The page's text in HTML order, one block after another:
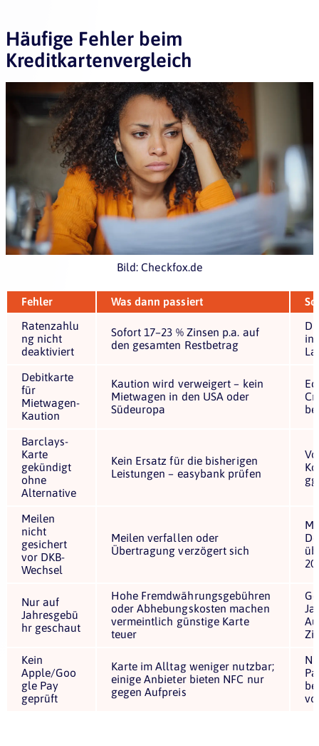
Häufige Fehler beim
Kreditkartenvergleich
Bild: Checkfox.de
Fehler Was dann passiert
Ratenzahlu
ng nicht
deaktiviert
Sofort 17–23 % Zinsen p.a. auf
den gesamten Restbetrag
in
Debitkarte
für
Mietwagen-
Kaution
Kaution wird verweigert – kein
Mietwagen in den USA oder
Südeuropa
Barclays-
Karte
gekündigt
ohne
Alternative
Kein Ersatz für die bisherigen
Leistungen – easybank prüfen
Meilen
nicht
gesichert
vor DKB-
Wechsel
Meilen verfallen oder
Übertragung verzögert sich
Nur auf
Jahresgebü
hr geschaut
Hohe Fremdwährungsgebühren
oder Abhebungskosten machen
vermeintlich günstige Karte
teuer
Kein
Apple/Goo
gle Pay
geprüft
Karte im Alltag weniger nutzbar;
einige Anbieter bieten NFC nur
gegen Aufpreis